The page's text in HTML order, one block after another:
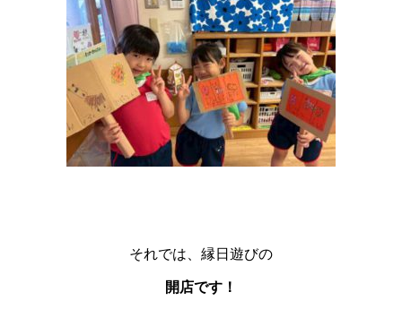
それでは、縁日遊びの
開店です！